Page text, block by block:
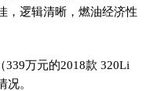
，逻辑清晰，燃油经济性
万元的2018款 320Li
。